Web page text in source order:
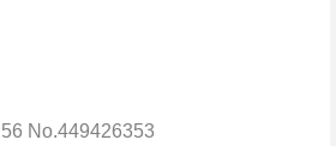
No.449426353